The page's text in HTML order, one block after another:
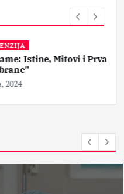
Istine, Mitovi i Prva